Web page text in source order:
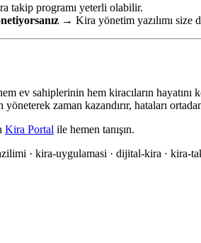
takip programı yeterli olabilir.
→ Kira yönetim yazılımı size
ev sahiplerinin hem kiracıların hayatını
zaman kazandırır, hataları
Kira Portal ile hemen tanışın.
· kira-uygulamasi · dijital-kira · kira-